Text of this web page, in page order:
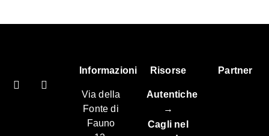
Informazioni
Via della
Fonte di
Fauno
Risorse
Autentiche
→
Cagli nel
Partner